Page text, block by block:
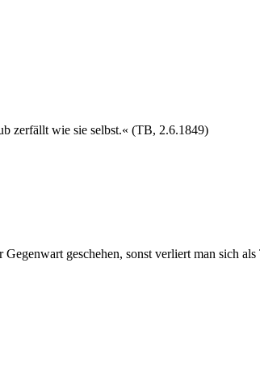
zerfällt wie sie selbst.« (TB, 2.6.1849)
geschehen, sonst verliert man sich